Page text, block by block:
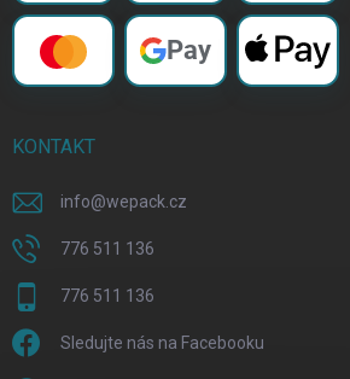
Pay
KONTAKT
info@wepack.cz
776 511 136
776 511 136
Sledujte nás na Facebooku